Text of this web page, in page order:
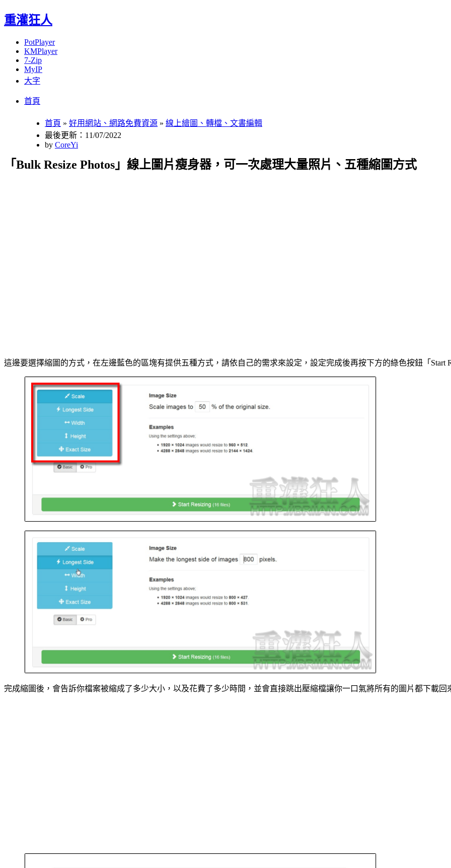
重灌狂人
PotPlayer
KMPlayer
7-Zip
MyIP
大字
首頁
首頁 » 好用網站、網路免費資源 » 線上繪圖、轉檔、文書編輯
最後更新：11/07/2022
by CoreYi
「Bulk Resize Photos」線上圖片瘦身器，可一次處理大量照片、五種縮圖方式
這邊要選擇縮圖的方式，在左邊藍色的區塊有提供五種方式，請依自己的需求來設定，設定完成後再按下方的綠色按鈕「Start
完成縮圖後，會告訴你檔案被縮成了多少大小，以及花費了多少時間，並會直接跳出壓縮檔讓你一口氣將所有的圖片都下載回